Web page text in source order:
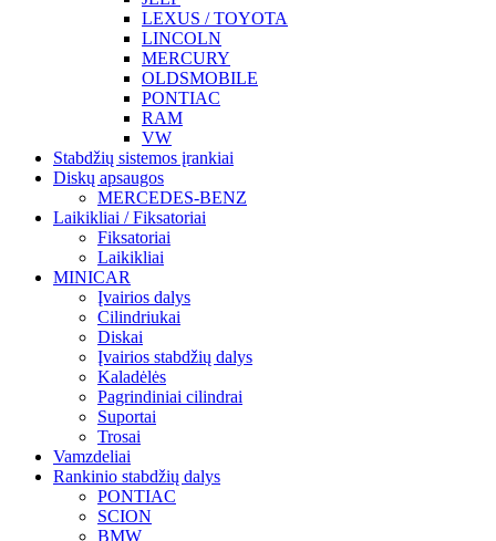
LEXUS / TOYOTA
LINCOLN
MERCURY
OLDSMOBILE
PONTIAC
RAM
VW
Stabdžių sistemos įrankiai
Diskų apsaugos
MERCEDES-BENZ
Laikikliai / Fiksatoriai
Fiksatoriai
Laikikliai
MINICAR
Įvairios dalys
Cilindriukai
Diskai
Įvairios stabdžių dalys
Kaladėlės
Pagrindiniai cilindrai
Suportai
Trosai
Vamzdeliai
Rankinio stabdžių dalys
PONTIAC
SCION
BMW